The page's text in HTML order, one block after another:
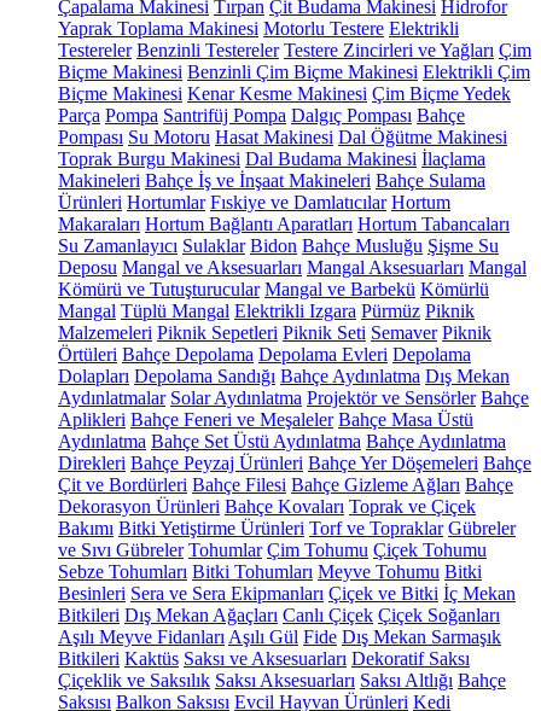
Çapalama Makinesi Tırpan Çit Budama Makinesi Hidrofor
Yaprak Toplama Makinesi Motorlu Testere Elektrikli
Testereler Benzinli Testereler Testere Zincirleri ve Yağları Çim
Biçme Makinesi Benzinli Çim Biçme Makinesi Elektrikli Çim
Biçme Makinesi Kenar Kesme Makinesi Çim Biçme Yedek
Parça Pompa Santrifüj Pompa Dalgıç Pompası Bahçe
Pompası Su Motoru Hasat Makinesi Dal Öğütme Makinesi
Toprak Burgu Makinesi Dal Budama Makinesi İlaçlama
Makineleri Bahçe İş ve İnşaat Makineleri Bahçe Sulama
Ürünleri Hortumlar Fıskiye ve Damlatıcılar Hortum
Makaraları Hortum Bağlantı Aparatları Hortum Tabancaları
Su Zamanlayıcı Sulaklar Bidon Bahçe Musluğu Şişme Su
Deposu Mangal ve Aksesuarları Mangal Aksesuarları Mangal
Kömürü ve Tutuşturucular Mangal ve Barbekü Kömürlü
Mangal Tüplü Mangal Elektrikli Izgara Pürmüz Piknik
Malzemeleri Piknik Sepetleri Piknik Seti Semaver Piknik
Örtüleri Bahçe Depolama Depolama Evleri Depolama
Dolapları Depolama Sandığı Bahçe Aydınlatma Dış Mekan
Aydınlatmalar Solar Aydınlatma Projektör ve Sensörler Bahçe
Aplikleri Bahçe Feneri ve Meşaleler Bahçe Masa Üstü
Aydınlatma Bahçe Set Üstü Aydınlatma Bahçe Aydınlatma
Direkleri Bahçe Peyzaj Ürünleri Bahçe Yer Döşemeleri Bahçe
Çit ve Bordürleri Bahçe Filesi Bahçe Gizleme Ağları Bahçe
Dekorasyon Ürünleri Bahçe Kovaları Toprak ve Çiçek
Bakımı Bitki Yetiştirme Ürünleri Torf ve Topraklar Gübreler
ve Sıvı Gübreler Tohumlar Çim Tohumu Çiçek Tohumu
Sebze Tohumları Bitki Tohumları Meyve Tohumu Bitki
Besinleri Sera ve Sera Ekipmanları Çiçek ve Bitki İç Mekan
Bitkileri Dış Mekan Ağaçları Canlı Çiçek Çiçek Soğanları
Aşılı Meyve Fidanları Aşılı Gül Fide Dış Mekan Sarmaşık
Bitkileri Kaktüs Saksı ve Aksesuarları Dekoratif Saksı
Çiçeklik ve Saksılık Saksı Aksesuarları Saksı Altlığı Bahçe
Saksısı Balkon Saksısı Evcil Hayvan Ürünleri Kedi